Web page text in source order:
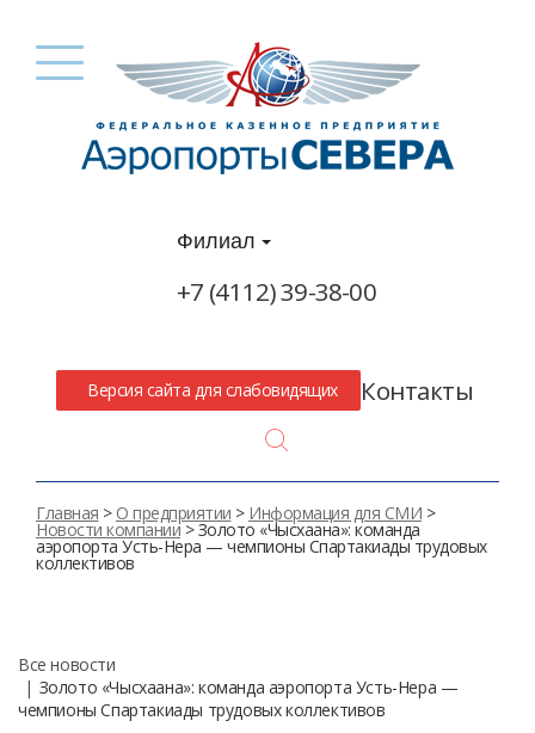
Филиал
+7 (4112) 39-38-00
Версия сайта для слабовидящих Контакты
Главная > О предприятии > Информация для СМИ >
Новости компании> Золото «Чысхаана»: команда
аэропорта Усть-Нера — чемпионы Спартакиады трудовых
коллективов
Все новости
Золото «Чысхаана»: команда аэропорта Усть-Нера —
чемпионы Спартакиады трудовых коллективов